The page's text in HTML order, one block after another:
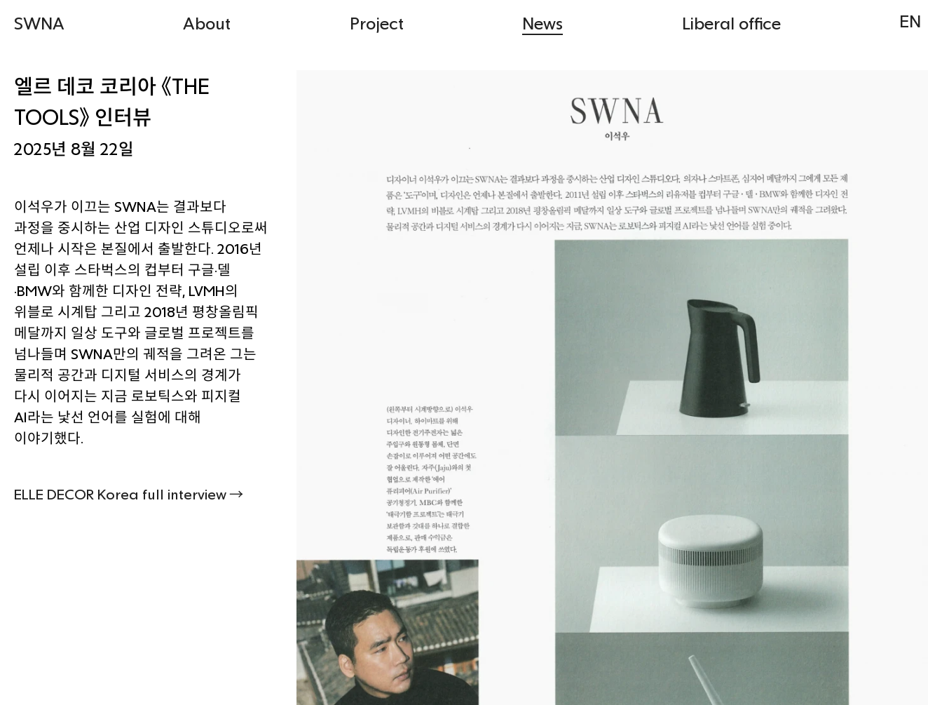
SWNA About Project News Liberal office EN
엘르 데코 코리아 《THE
TOOLS》 인터뷰
2025년 8월 22일
이석우가 이끄는 SWNA는 결과보다
과정을 중시하는 산업 디자인 스튜디오로써
언제나 시작은 본질에서 출발한다. 2016년
설립 이후 스타벅스의 컵부터 구글·델
·BMW와 함께한 디자인 전략, LVMH의
위블로 시계탑 그리고 2018년 평창올림픽
메달까지 일상 도구와 글로벌 프로젝트를
넘나들며 SWNA만의 궤적을 그려온 그는
물리적 공간과 디지털 서비스의 경계가
다시 이어지는 지금 로보틱스와 피지컬
AI라는 낯선 언어를 실험에 대해
이야기했다.
ELLE DECOR Korea full interview →